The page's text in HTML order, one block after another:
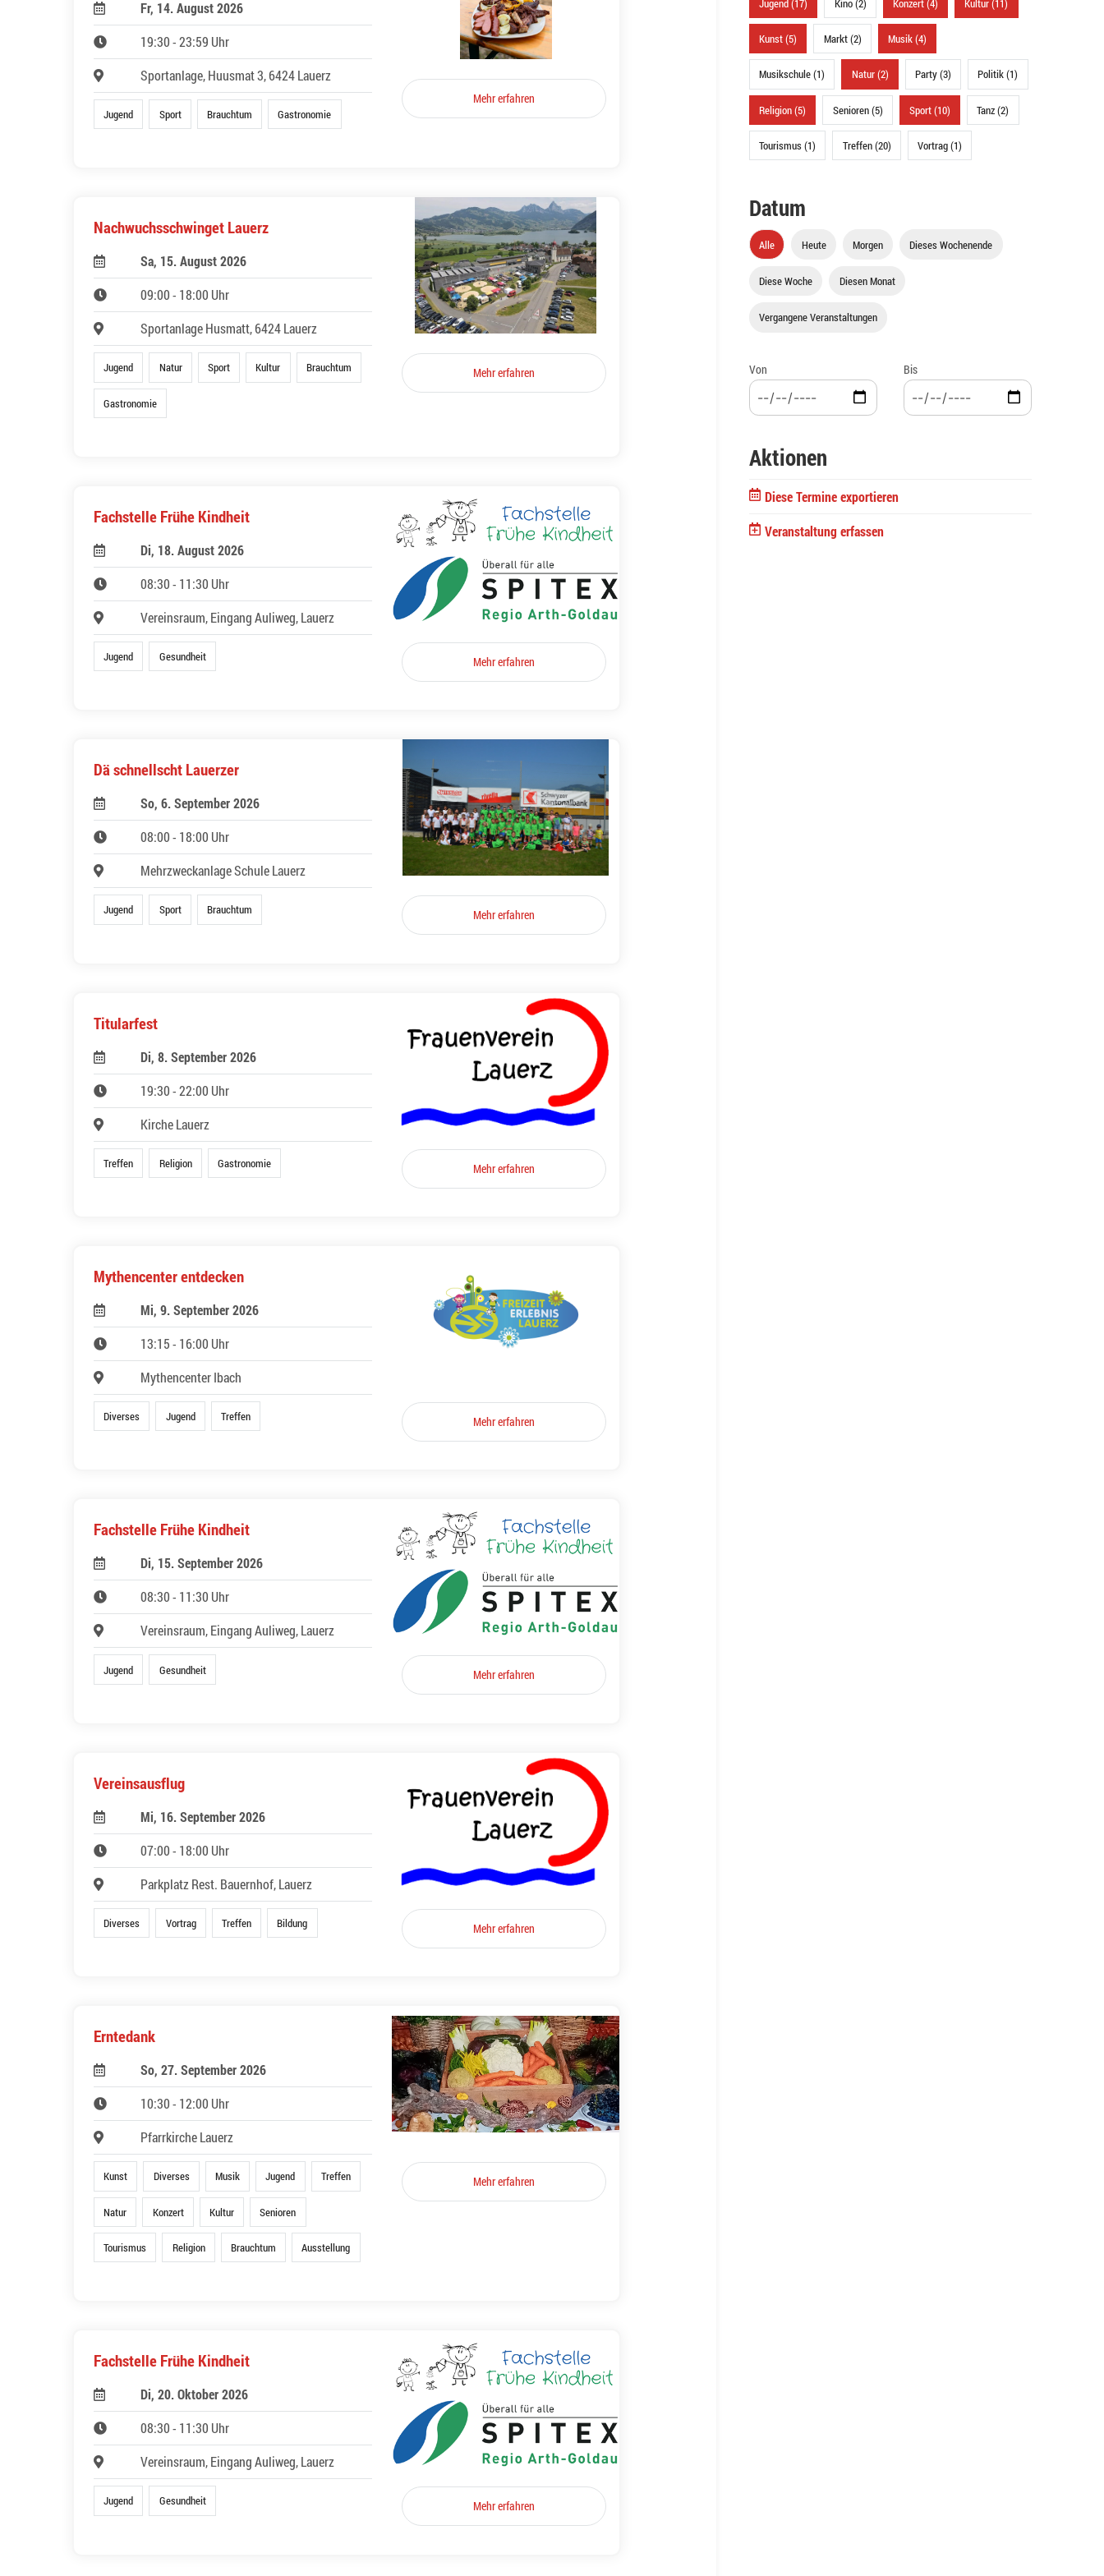
Fr, 14. August 2026
19:30 - 23:59 Uhr
Sportanlage, Huusmat 3, 6424 Lauerz
Jugend Sport Brauchtum Gastronomie
Mehr erfahren
Nachwuchsschwinget Lauerz
Sa, 15. August 2026
09:00 - 18:00 Uhr
Sportanlage Husmatt, 6424 Lauerz
Jugend Natur Sport Kultur Brauchtum
Gastronomie
Mehr erfahren
Fachstelle Frühe Kindheit
Di, 18. August 2026
08:30 - 11:30 Uhr
Vereinsraum, Eingang Auliweg, Lauerz
Jugend Gesundheit Mehr erfahren
Dä schnellscht Lauerzer
So, 6. September 2026
08:00 - 18:00 Uhr
Mehrzweckanlage Schule Lauerz
Jugend Sport Brauchtum Mehr erfahren
Titularfest
Di, 8. September 2026
19:30 - 22:00 Uhr
Kirche Lauerz
Treffen Religion Gastronomie Mehr erfahren
Mythencenter entdecken
Mi, 9. September 2026
13:15 - 16:00 Uhr
Mythencenter Ibach
Diverses Jugend Treffen Mehr erfahren
Fachstelle Frühe Kindheit
Di, 15. September 2026
08:30 - 11:30 Uhr
Vereinsraum, Eingang Auliweg, Lauerz
Jugend Gesundheit Mehr erfahren
Vereinsausflug
Mi, 16. September 2026
07:00 - 18:00 Uhr
Parkplatz Rest. Bauernhof, Lauerz
Diverses Vortrag Treffen Bildung Mehr erfahren
Erntedank
So, 27. September 2026
10:30 - 12:00 Uhr
Pfarrkirche Lauerz
Kunst Diverses Musik Jugend Treffen
Natur Konzert Kultur Senioren
Tourismus Religion Brauchtum Ausstellung
Mehr erfahren
Fachstelle Frühe Kindheit
Di, 20. Oktober 2026
08:30 - 11:30 Uhr
Vereinsraum, Eingang Auliweg, Lauerz
Jugend Gesundheit Mehr erfahren
Jugend (17) Kino (2) Konzert (4) Kultur (11)
Kunst (5) Markt (2) Musik (4)
Musikschule (1) Natur (2) Party (3) Politik (1)
Religion (5) Senioren (5) Sport (10) Tanz (2)
Tourismus (1) Treffen (20) Vortrag (1)
Datum
Alle Heute Morgen Dieses Wochenende
Diese Woche Diesen Monat
Vergangene Veranstaltungen
Von Bis
Aktionen
Diese Termine exportieren
Veranstaltung erfassen